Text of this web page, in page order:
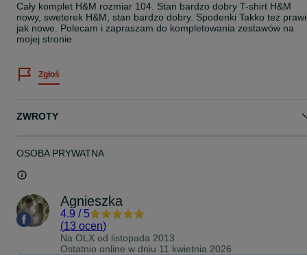
Cały komplet H&M rozmiar 104. Stan bardzo dobry T-shirt H&M
nowy, sweterek H&M, stan bardzo dobry. Spodenki Takko też
jak nowe. Polecam i zapraszam do kompletowania zestawów na
mojej stronie
Zgłoś
ZWROTY
OSOBA PRYWATNA
Agnieszka
4.9 / 5
(13 ocen)
Na OLX od listopada 2013
Ostatnio online w dniu 11 kwietnia 2026